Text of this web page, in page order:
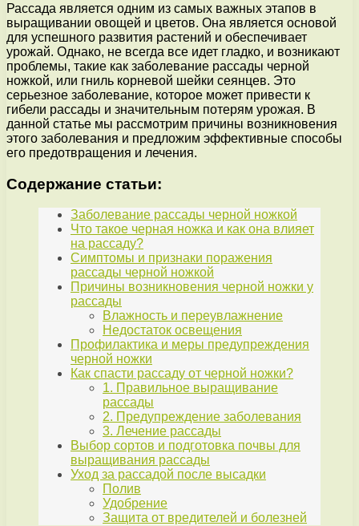
Рассада является одним из самых важных этапов в
выращивании овощей и цветов. Она является основой
для успешного развития растений и обеспечивает
урожай. Однако, не всегда все идет гладко, и возникают
проблемы, такие как заболевание рассады черной
ножкой, или гниль корневой шейки сеянцев. Это
серьезное заболевание, которое может привести к
гибели рассады и значительным потерям урожая. В
данной статье мы рассмотрим причины возникновения
этого заболевания и предложим эффективные способы
его предотвращения и лечения.
Содержание статьи:
Заболевание рассады черной ножкой
Что такое черная ножка и как она влияет
на рассаду?
Симптомы и признаки поражения
рассады черной ножкой
Причины возникновения черной ножки у
рассады
Влажность и переувлажнение
Недостаток освещения
Профилактика и меры предупреждения
черной ножки
Как спасти рассаду от черной ножки?
1. Правильное выращивание
рассады
2. Предупреждение заболевания
3. Лечение рассады
Выбор сортов и подготовка почвы для
выращивания рассады
Уход за рассадой после высадки
Полив
Удобрение
Защита от вредителей и болезней